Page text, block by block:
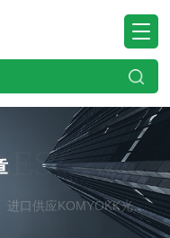
进口供应KOMYOKK光明理化便携式气体监测仪TPA-5200P